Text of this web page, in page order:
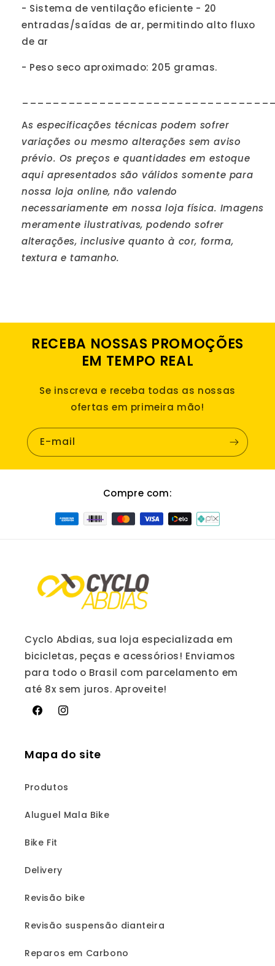
- Sistema de ventilação eficiente - 20
entradas/saídas de ar, permitindo alto fluxo
de ar
- Peso seco aproximado: 205 gramas.
As especificações técnicas podem sofrer
variações ou mesmo alterações sem aviso
prévio. Os preços e quantidades em estoque
aqui apresentados são válidos somente para
nossa loja online, não valendo
necessariamente em nossa loja física. Imagens
meramente ilustrativas, podendo sofrer
alterações, inclusive quanto à cor, forma,
textura e tamanho.
RECEBA NOSSAS PROMOÇÕES
EM TEMPO REAL
Se inscreva e receba todas as nossas
ofertas em primeira mão!
E-mail
Compre com:
Cyclo Abdias, sua loja especializada em
bicicletas, peças e acessórios! Enviamos
para todo o Brasil com parcelamento em
até 8x sem juros. Aproveite!
FacebookInstagram
Mapa do site
Produtos
Aluguel Mala Bike
Bike Fit
Delivery
Revisão bike
Revisão suspensão dianteira
Reparos em Carbono